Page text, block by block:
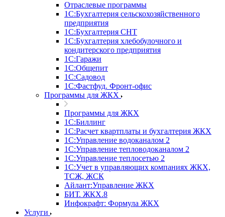
Отраслевые программы
1С:Бухгалтерия сельскохозяйственного
предприятия
1С:Бухгалтерия СНТ
1С:Бухгалтерия хлебобулочного и
кондитерского предприятия
1С:Гаражи
1С:Общепит
1С:Садовод
1С:Фастфуд. Фронт-офис
Программы для ЖКХ
Программы для ЖКХ
1С:Биллинг
1С:Расчет квартплаты и бухгалтерия ЖКХ
1С:Управление водоканалом 2
1С:Управление тепловодоканалом 2
1С:Управление теплосетью 2
1С:Учет в управляющих компаниях ЖКХ,
ТСЖ, ЖСК
Айлант:Управление ЖКХ
БИТ. ЖКХ.8
Инфокрафт: Формула ЖКХ
Услуги